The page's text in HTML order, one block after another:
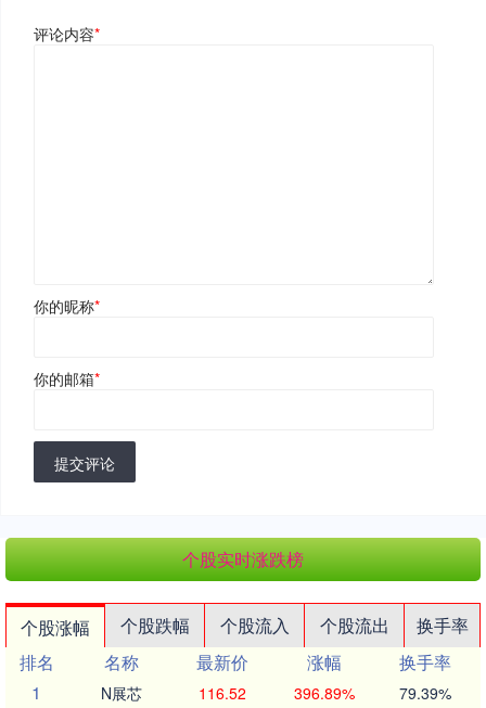
评论内容*
你的昵称*
你的邮箱*
提交评论
个股实时涨跌榜
个股涨幅 个股跌幅 个股流入 个股流出
换手率
排名
名称 最新价 涨幅
换手率
1
N展芯 116.52 396.89% 79.39%